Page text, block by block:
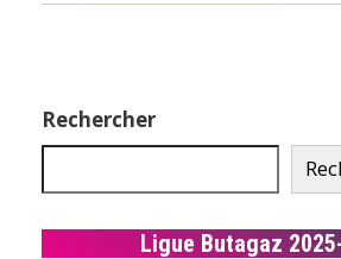
Rechercher
Ligue Butagaz